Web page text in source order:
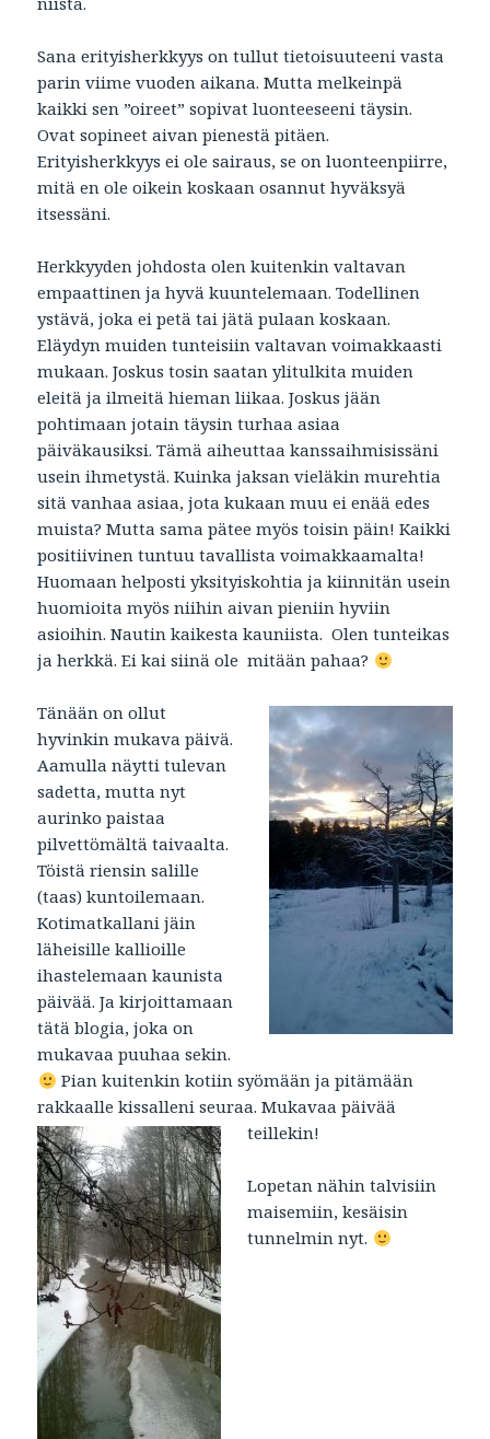
Sana erityisherkkyys on tullut tietoisuuteeni vasta
parin viime vuoden aikana. Mutta melkeinpä
kaikki sen ”oireet” sopivat luonteeseeni täysin.
Ovat sopineet aivan pienestä pitäen.
Erityisherkkyys ei ole sairaus, se on luonteenpiirre,
mitä en ole oikein koskaan osannut hyväksyä
itsessäni.
Herkkyyden johdosta olen kuitenkin valtavan
empaattinen ja hyvä kuuntelemaan. Todellinen
ystävä, joka ei petä tai jätä pulaan koskaan.
Eläydyn muiden tunteisiin valtavan voimakkaasti
mukaan. Joskus tosin saatan ylitulkita muiden
eleitä ja ilmeitä hieman liikaa. Joskus jään
pohtimaan jotain täysin turhaa asiaa
päiväkausiksi. Tämä aiheuttaa kanssaihmisissäni
usein ihmetystä. Kuinka jaksan vieläkin murehtia
sitä vanhaa asiaa, jota kukaan muu ei enää edes
muista? Mutta sama pätee myös toisin päin! Kaikki
positiivinen tuntuu tavallista voimakkaamalta!
Huomaan helposti yksityiskohtia ja kiinnitän usein
huomioita myös niihin aivan pieniin hyviin
asioihin. Nautin kaikesta kauniista. Olen tunteikas
ja herkkä. Ei kai siinä ole mitään pahaa?
Tänään on ollut
hyvinkin mukava päivä.
Aamulla näytti tulevan
sadetta, mutta nyt
aurinko paistaa
pilvettömältä taivaalta.
Töistä riensin salille
(taas) kuntoilemaan.
Kotimatkallani jäin
läheisille kallioille
ihastelemaan kaunista
päivää. Ja kirjoittamaan
tätä blogia, joka on
mukavaa puuhaa sekin.
Pian kuitenkin kotiin syömään ja pitämään
rakkaalle kissalleni seuraa. Mukavaa päivää
teillekin!
Lopetan nähin talvisiin
maisemiin, kesäisin
tunnelmin nyt.